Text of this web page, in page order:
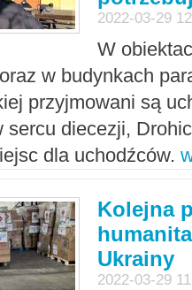
2022-03-29
W
w budynkach
przyjmowani są
sercu diecezji,
dla uchodźców.
Kolejna
Ukrainy
2022-03-29